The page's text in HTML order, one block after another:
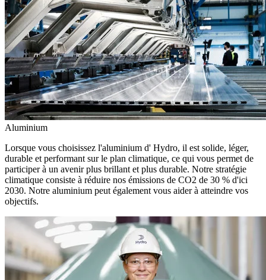
Aluminium
Lorsque vous choisissez l'aluminium d' Hydro, il est solide, léger,
durable et performant sur le plan climatique, ce qui vous permet de
participer à un avenir plus brillant et plus durable. Notre stratégie
climatique consiste à réduire nos émissions de CO2 de 30 % d'ici
2030. Notre aluminium peut également vous aider à atteindre vos
objectifs.